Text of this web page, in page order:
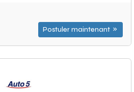
Postuler maintenant